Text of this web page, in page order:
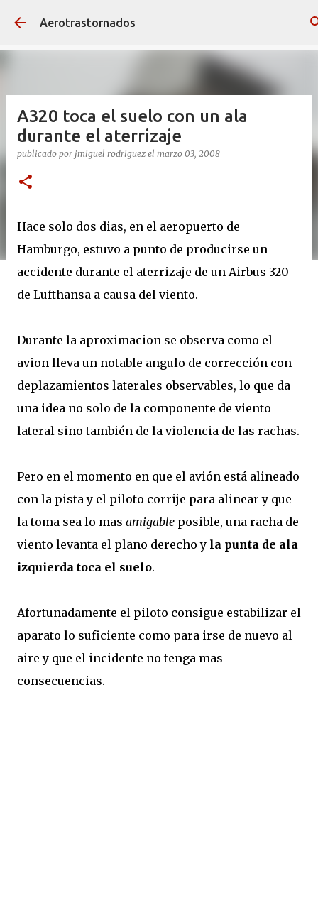
Ir al contenido principal
Aerotrastornados
A320 toca el suelo con un ala
durante el aterrizaje
publicado por jmiguel rodriguez el marzo 03, 2008
Hace solo dos dias, en el aeropuerto de
Hamburgo, estuvo a punto de producirse un
accidente durante el aterrizaje de un Airbus 320
de Lufthansa a causa del viento.
Durante la aproximacion se observa como el
avion lleva un notable angulo de corrección con
deplazamientos laterales observables, lo que da
una idea no solo de la componente de viento
lateral sino también de la violencia de las rachas.
Pero en el momento en que el avión está alineado
con la pista y el piloto corrije para alinear y que
la toma sea lo mas amigable posible, una racha de
viento levanta el plano derecho y la punta de ala
izquierda toca el suelo.
Afortunadamente el piloto consigue estabilizar el
aparato lo suficiente como para irse de nuevo al
aire y que el incidente no tenga mas
consecuencias.